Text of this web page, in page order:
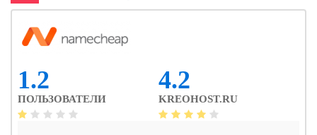
1.2
ПОЛЬЗОВАТЕЛИ
4.2
KREOHOST.RU